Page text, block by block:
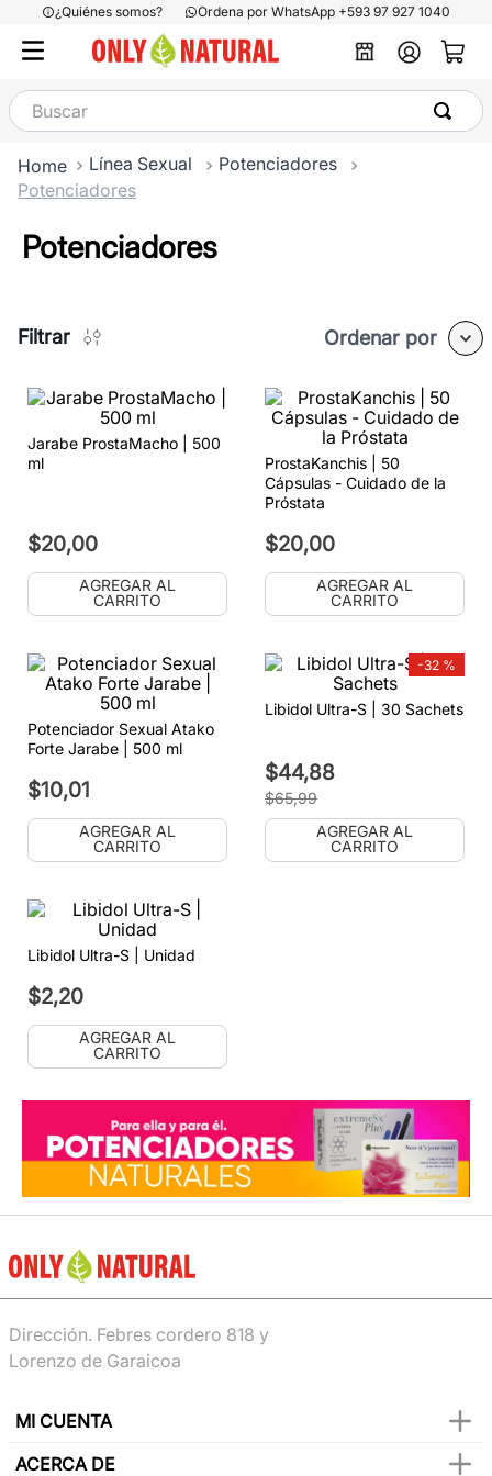
¿Quiénes somos? Ordena por WhatsApp +593 97 927 1040
Buscar
Línea Sexual
Potenciadores
Potenciadores
Potenciadores
Filtrar Ordenar por
Jarabe ProstaMacho | 500
ml
$20,00
AGREGAR AL
CARRITO
ProstaKanchis | 50
Cápsulas - Cuidado de la
Próstata
$20,00
AGREGAR AL
CARRITO
Potenciador Sexual Atako
Forte Jarabe | 500 ml
$10,01
AGREGAR AL
CARRITO
-32 %
Libidol Ultra-S | 30 Sachets
$44,88
$65,99
AGREGAR AL
CARRITO
Libidol Ultra-S | Unidad
$2,20
AGREGAR AL
CARRITO
Dirección. Febres cordero 818 y
Lorenzo de Garaicoa
MI CUENTA
ACERCA DE